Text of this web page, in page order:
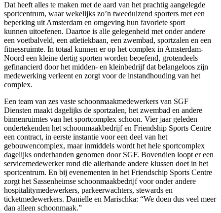
Dat heeft alles te maken met de aard van het prachtig aangelegde
sportcentrum, waar wekelijks zo’n tweeduizend sporters met een
beperking uit Amsterdam en omgeving hun favoriete sport
kunnen uitoefenen. Daartoe is alle gelegenheid met onder andere
een voetbalveld, een atletiekbaan, een zwembad, sportzalen en een
fitnessruimte. In totaal kunnen er op het complex in Amsterdam-
Noord een kleine dertig sporten worden beoefend, grotendeels
gefinancierd door het midden- en kleinbedrijf dat belangeloos zijn
medewerking verleent en zorgt voor de instandhouding van het
complex.
Een team van zes vaste schoonmaakmedewerkers van SGF
Diensten maakt dagelijks de sportzalen, het zwembad en andere
binnenruimtes van het sportcomplex schoon. Vier jaar geleden
ondertekenden het schoonmaakbedrijf en Friendship Sports Centre
een contract, in eerste instantie voor een deel van het
gebouwencomplex, maar inmiddels wordt het hele sportcomplex
dagelijks onderhanden genomen door SGF. Bovendien loopt er een
servicemedewerker rond die allerhande andere klussen doet in het
sportcentrum. En bij evenementen in het Friendschip Sports Centre
zorgt het Sassenheimse schoonmaakbedrijf voor onder andere
hospitalitymedewerkers, parkeerwachters, stewards en
ticketmedewerkers. Danielle en Marischka: “We doen dus veel meer
dan alleen schoonmaak.”